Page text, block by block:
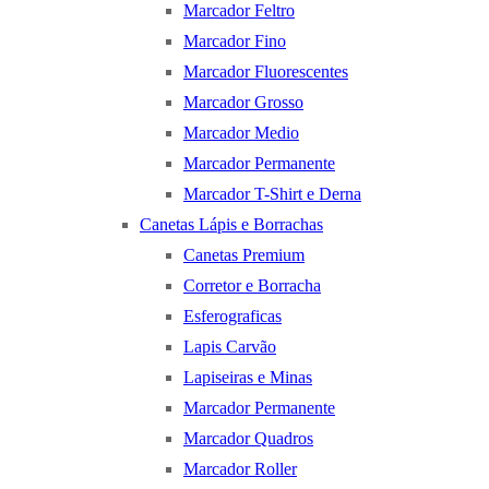
Marcador Feltro
Marcador Fino
Marcador Fluorescentes
Marcador Grosso
Marcador Medio
Marcador Permanente
Marcador T-Shirt e Derna
Canetas Lápis e Borrachas
Canetas Premium
Corretor e Borracha
Esferograficas
Lapis Carvão
Lapiseiras e Minas
Marcador Permanente
Marcador Quadros
Marcador Roller